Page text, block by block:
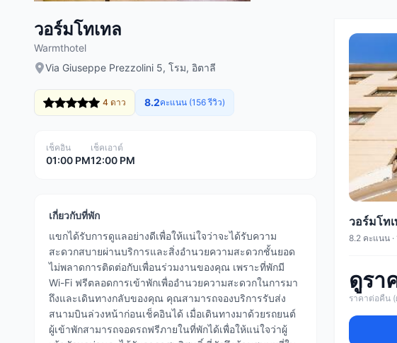
วอร์มโทเทล
Warmthotel
Via Giuseppe Prezzolini 5, โรม, อิตาลี
4 ดาว 8.2คะแนน (156 รีวิว)
เช็คอิน
01:00 PM
เช็คเอาต์
12:00 PM
เกี่ยวกับที่พัก
แขกได้รับการดูแลอย่างดีเพื่อให้แน่ใจว่าจะได้รับความ
สะดวกสบายผ่านบริการและสิ่งอำนวยความสะดวกชั้นยอด
ไม่พลาดการติดต่อกับเพื่อนร่วมงานของคุณ เพราะที่พักมี
Wi-Fi ฟรีตลอดการเข้าพักเพื่ออำนวยความสะดวกในการมา
ถึงและเดินทางกลับของคุณ คุณสามารถจองบริการรับส่ง
สนามบินล่วงหน้าก่อนเช็คอินได้ เมื่อเดินทางมาด้วยรถยนต์
ผู้เข้าพักสามารถจอดรถฟรีภายในที่พักได้เพื่อให้แน่ใจว่าผู้
วอร์มโท
8.2 คะแนน ·
ดูรา
ราคาต่อคืน